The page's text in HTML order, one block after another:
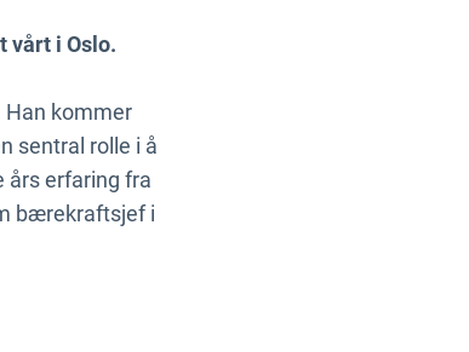
vårt i Oslo.
Han kommer
sentral rolle i å
års erfaring fra
bærekraftsjef i